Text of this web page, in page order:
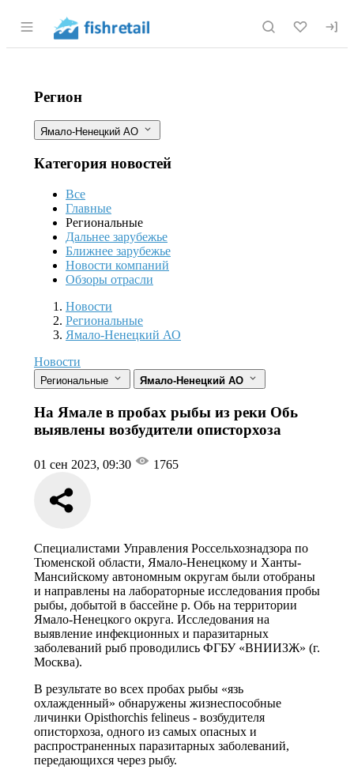
Раздел навигации по сайту fishretail.ru
На Ямале в пробах рыбы из реки
Фильтры
Регион
Ямало-Ненецкий АО
Категория новостей
Все
Главные
Региональные
Дальнее зарубежье
Ближнее зарубежье
Новости компаний
Обзоры отрасли
Новости
Разделы
Новости
Региональные
Ямало-Ненецкий АО
Новости
Региональные Ямало-Ненецкий АО
На Ямале в пробах рыбы из реки Обь
выявлены возбудители описторхоза
01 сен 2023, 09:30 1765
Специалистами Управления Россельхознадзора по
Тюменской области, Ямало-Ненецкому и Ханты-
Мансийскому автономным округам были отобраны
и направлены на лабораторные исследования пробы
рыбы, добытой в бассейне р. Обь на территории
Ямало-Ненецкого округа. Исследования на
выявление инфекционных и паразитарных
заболеваний рыб проводились ФГБУ «ВНИИЗЖ» (г.
Москва).
В результате во всех пробах рыбы «язь
охлажденный» обнаружены жизнеспособные
личинки Opisthorchis felineus - возбудителя
описторхоза, одного из самых опасных и
распространенных паразитарных заболеваний,
передающихся через рыбу.